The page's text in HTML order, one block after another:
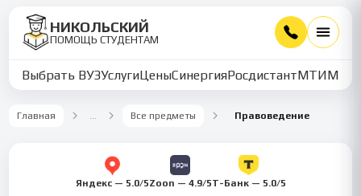
НИКОЛЬСКИЙ
ПОМОЩЬ СТУДЕНТАМ
Выбрать ВУЗУслугиЦеныСинергияРосдистантМТИММУ
Главная … Все предметы Правоведение
Яндекс — 5.0/5Zoon — 4.9/5Т-Банк — 5.0/5